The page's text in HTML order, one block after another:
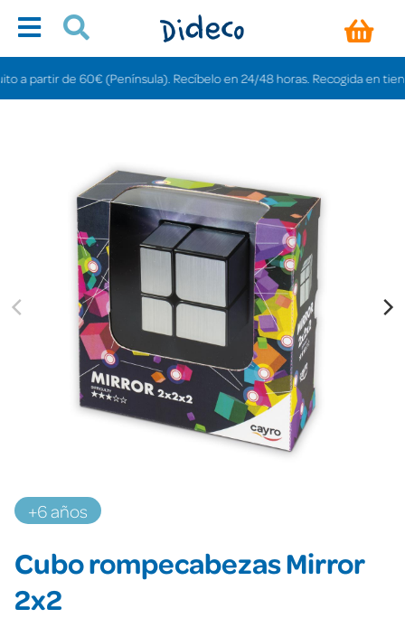
de 60€ (Península). Recíbelo en 24/48 horas. Recogida en tiendas
+6 años
Cubo rompecabezas Mirror
2x2